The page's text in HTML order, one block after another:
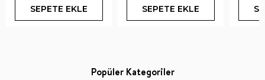
SEPETE EKLE SEPETE EKLE
Popüler Kategoriler